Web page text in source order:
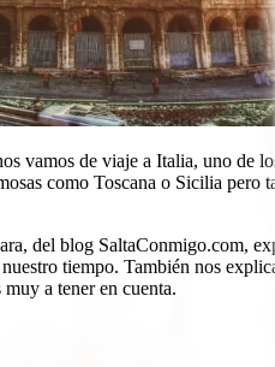
vamos de viaje a Italia, uno de
como Toscana o Sicilia
del blog SaltaConmigo.com,
tiempo. También nos
a tener en cuenta.